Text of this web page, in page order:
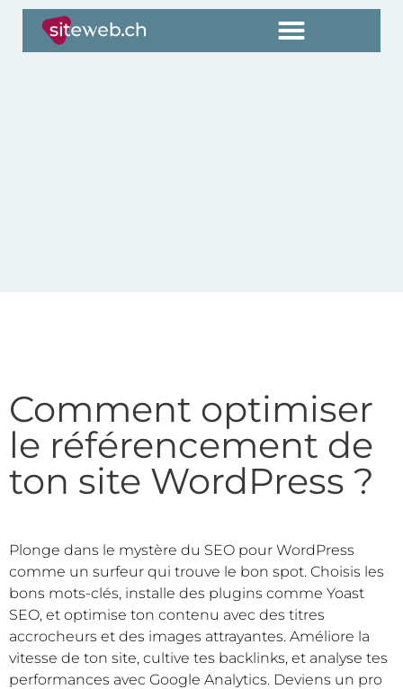
Comment optimiser
le référencement de
ton site WordPress ?
Plonge dans le mystère du SEO pour WordPress
comme un surfeur qui trouve le bon spot. Choisis les
bons mots-clés, installe des plugins comme Yoast
SEO, et optimise ton contenu avec des titres
accrocheurs et des images attrayantes. Améliore la
vitesse de ton site, cultive tes backlinks, et analyse tes
performances avec Google Analytics. Deviens un pro